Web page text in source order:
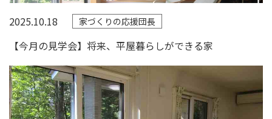
2025.10.18 家づくりの応援団長
【今月の見学会】将来、平屋暮らしができる家